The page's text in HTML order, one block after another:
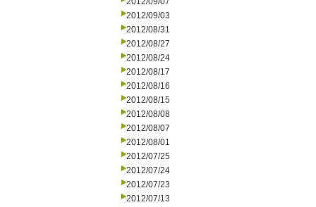
2012/09/03
2012/08/31
2012/08/27
2012/08/24
2012/08/17
2012/08/16
2012/08/15
2012/08/08
2012/08/07
2012/08/01
2012/07/25
2012/07/24
2012/07/23
2012/07/13